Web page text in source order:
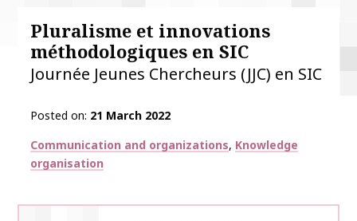
Pluralisme et innovations
méthodologiques en SIC
Journée Jeunes Chercheurs (JJC) en SIC
Posted on 21 March 2022
Thématiques
Communication and organizations Knowledge
organisation